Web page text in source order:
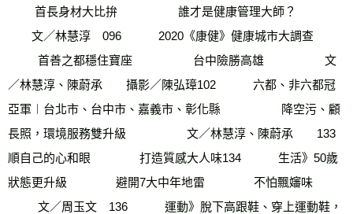
首長身材大比拚　       　　 誰才是健康管理大師？
文／林慧淳　096　        2020《康健》健康城市大調查
首善之都穩住寶座　      　　  台中險勝高雄　      　　  文
／林慧淳、陳蔚承　　攝影／陳弘璋102　        六都、非六都冠
亞軍︱台北市、台中市、嘉義市、彰化縣　      　　  降空污、顧
長照，環境服務雙升級　       　　 文／林慧淳、陳蔚承　　133
順自己的心和眼   　　     打造質感大人味134　        生活》50歲
狀態更升級      　　  避開7大中年地雷      　　  不怕飄嬸味
文／周玉文　136　        運動》脫下高跟鞋、穿上運動鞋，